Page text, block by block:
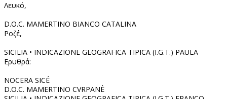
Λευκό,
D.O.C. MAMERTINO BIANCO CATALINA
Ροζέ,
SICILIA • INDICAZIONE GEOGRAFICA TIPICA (I.G.T.) PAULA
Ερυθρά:
NOCERA SICÉ
D.O.C. MAMERTINO CVRPANÈ